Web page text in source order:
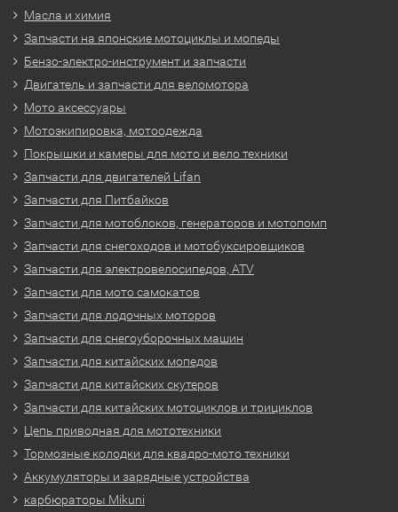
Масла и химия
Запчасти на японские мотоциклы и мопеды
Бензо-электро-инструмент и запчасти
Двигатель и запчасти для веломотора
Мото аксессуары
Мотоэкипировка, мотоодежда
Покрышки и камеры для мото и вело техники
Запчасти для двигателей Lifan
Запчасти для Питбайков
Запчасти для мотоблоков, генераторов и мотопомп
Запчасти для снегоходов и мотобуксировщиков
Запчасти для электровелосипедов, ATV
Запчасти для мото самокатов
Запчасти для лодочных моторов
Запчасти для снегоуборочных машин
Запчасти для китайских мопедов
Запчасти для китайских скутеров
Запчасти для китайских мотоциклов и трициклов
Цепь приводная для мототехники
Тормозные колодки для квадро-мото техники
Аккумуляторы и зарядные устройства
карбюраторы Mikuni